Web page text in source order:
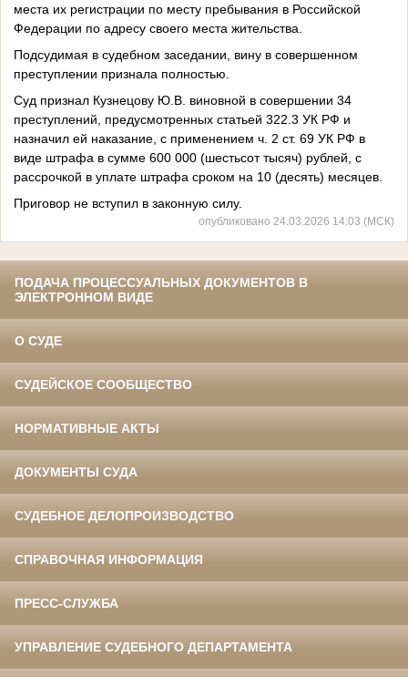
места их регистрации по месту пребывания в Российской
Федерации по адресу своего места жительства.
Подсудимая в судебном заседании, вину в совершенном
преступлении признала полностью.
Суд признал Кузнецову Ю.В. виновной в совершении 34
преступлений, предусмотренных статьей 322.3 УК РФ и
назначил ей наказание, с применением ч. 2 ст. 69 УК РФ в
виде штрафа в сумме 600 000 (шестьсот тысяч) рублей, с
рассрочкой в уплате штрафа сроком на 10 (десять) месяцев.
Приговор не вступил в законную силу.
опубликовано 24.03.2026 14:03 (МСК)
ПОДАЧА ПРОЦЕССУАЛЬНЫХ ДОКУМЕНТОВ В
ЭЛЕКТРОННОМ ВИДЕ
О СУДЕ
СУДЕЙСКОЕ СООБЩЕСТВО
НОРМАТИВНЫЕ АКТЫ
ДОКУМЕНТЫ СУДА
СУДЕБНОЕ ДЕЛОПРОИЗВОДСТВО
СПРАВОЧНАЯ ИНФОРМАЦИЯ
ПРЕСС-СЛУЖБА
УПРАВЛЕНИЕ СУДЕБНОГО ДЕПАРТАМЕНТА